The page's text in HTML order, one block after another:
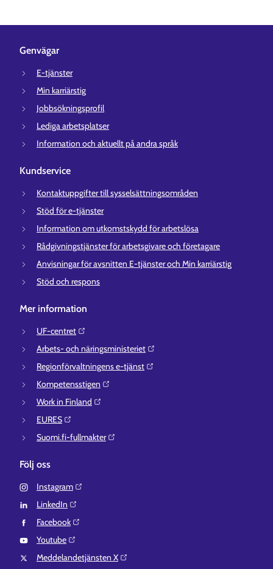
Genvägar
E-tjänster
Min karriärstig
Jobbsökningsprofil
Lediga arbetsplatser
Information och aktuellt på andra språk
Kundservice
Kontaktuppgifter till sysselsättningsområden
Stöd för e-tjänster
Information om utkomstskydd för arbetslösa
Rådgivningstjänster för arbetsgivare och företagare
Anvisningar för avsnitten E-tjänster och Min karriärstig
Stöd och respons
Mer information
UF-centret⁠
Arbets- och näringsministeriet⁠
Regionförvaltningens e-tjänst⁠
Kompetensstigen⁠
Work in Finland⁠
EURES⁠
Suomi.fi-fullmakter⁠
Följ oss
Instagram⁠
LinkedIn⁠
Facebook⁠
Youtube⁠
Meddelandetjänsten X⁠